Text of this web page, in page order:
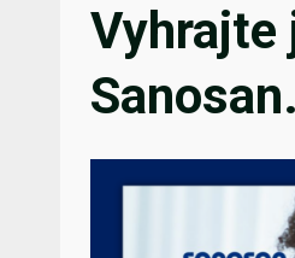
Vyhrajte
Sanosan.